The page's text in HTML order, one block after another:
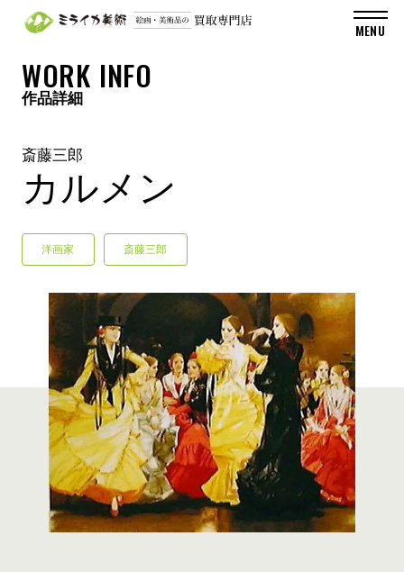
WORK INFO
作品詳細
斎藤三郎
カルメン
洋画家 斎藤三郎